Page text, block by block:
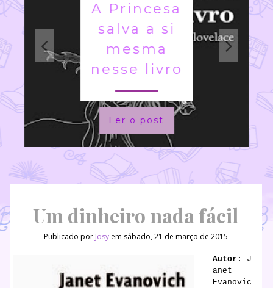
A Princesa
salva a si
mesma
nesse livro
Ler o post
Um dinheiro nada fácil
Publicado por Josy em sábado, 21 de março de 2015
Autor:
J
anet
Evanovic